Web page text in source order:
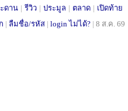
ดาน | รีวิว | ประมูล | ตลาด | เปิดท้าย
| ลืมชื่อ/รหัส | login ไม่ได้? | 8 ส.ค. 69